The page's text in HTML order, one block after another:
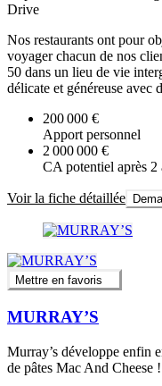
Drive
Nos restaurants ont pour
voyager chacun de nos
50 dans un lieu de vie
délicate et généreuse avec
200 000 €
Apport personnel
2 000 000 €
CA potentiel après 2
Voir la fiche détaillée
Mettre en favoris
MURRAY’S
Murray’s développe enfin
de pâtes Mac And Cheese !